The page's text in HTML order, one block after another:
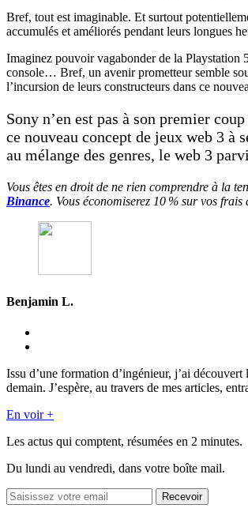
Bref, tout est imaginable. Et surtout
accumulés et améliorés pendant leurs longues
Imaginez pouvoir vagabonder de la Playstation
console… Bref, un avenir prometteur semble
l’incursion de leurs constructeurs dans ce
Sony n’en est pas à son premier
ce nouveau concept de jeux web 3 à
au mélange des genres, le web 3
Vous êtes en droit de ne rien comprendre à la
Binance. Vous économiserez 10 % sur vos
Benjamin L.
Issu d’une formation d’ingénieur, j’ai
demain. J’espère, au travers de mes articles,
En voir +
Les actus qui comptent, résumées en 2 minutes.
Du lundi au vendredi, dans votre boîte mail.
Recevoir